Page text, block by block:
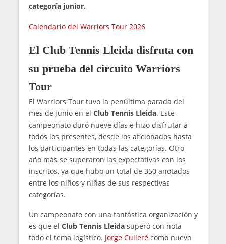
categoría junior.
Calendario del Warriors Tour 2026
El Club Tennis Lleida disfruta con
su prueba del circuito Warriors
Tour
El Warriors Tour tuvo la penúltima parada del
mes de junio en el Club Tennis Lleida. Este
campeonato duró nueve días e hizo disfrutar a
todos los presentes, desde los aficionados hasta
los participantes en todas las categorías. Otro
año más se superaron las expectativas con los
inscritos, ya que hubo un total de 350 anotados
entre los niños y niñas de sus respectivas
categorías.
Un campeonato con una fantástica organización y
es que el Club Tennis Lleidasuperó con nota
todo el tema logístico. Jorge Cullerécomo nuevo